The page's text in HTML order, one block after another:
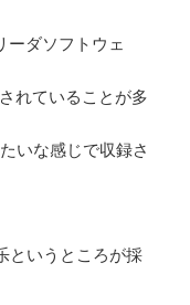
ーダソフトウェ
れていることが多
いな感じで収録さ
というところが採